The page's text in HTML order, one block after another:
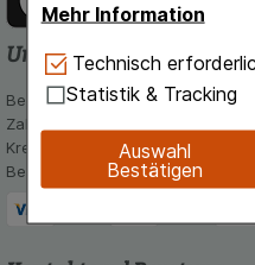
Mehr Information
Technisch Notwendig:
Cookies, die für die
Website notwendig
Warenkorb,
verzichtet werden kann.
Einkaufserlebnis noch
Technisch
Statistik & Tracking
Auswahl
Bestätigen
Unsere Zahlungsarten
Bequem und sicher - Wählen
Zahlungsmöglichkeiten:
Kreditkarte, PayPal,Vorkasse,
Bestandskunden)